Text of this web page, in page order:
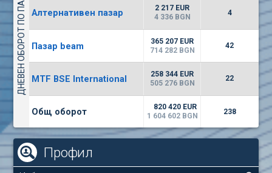
(WISR) Уайзър технолоджи
-3.93% 1 7100
3 3444BGN
0 5850EUR
1441
11442
ДНЕВЕН ОБОРОТ ПО ПАЗАРИ Алтернативен пазар
2 217 EUR
4 336 BGN
4
Пазар beam
365 207 EUR
714 282 BGN
42
MTF BSE International
258 344 EUR
505 276 BGN
22
Общ оборот
820 420 EUR
1 604 602 BGN
238
Профил